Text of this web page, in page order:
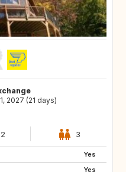
2027 (21 days)
2 3
Yes
Yes